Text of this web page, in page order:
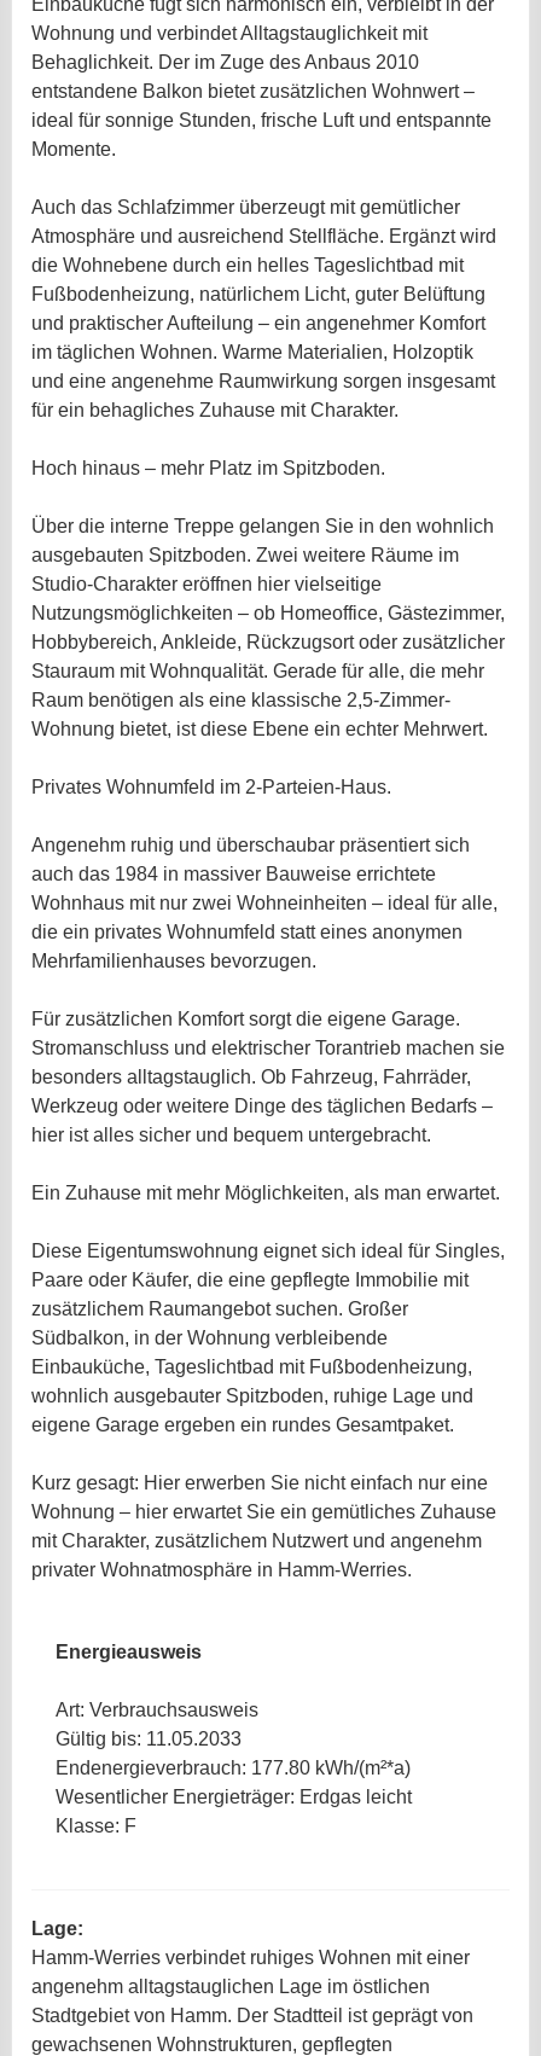
Einbauküche fügt sich harmonisch ein, verbleibt in der
Wohnung und verbindet Alltagstauglichkeit mit
Behaglichkeit. Der im Zuge des Anbaus 2010
entstandene Balkon bietet zusätzlichen Wohnwert –
ideal für sonnige Stunden, frische Luft und entspannte
Momente.
Auch das Schlafzimmer überzeugt mit gemütlicher
Atmosphäre und ausreichend Stellfläche. Ergänzt wird
die Wohnebene durch ein helles Tageslichtbad mit
Fußbodenheizung, natürlichem Licht, guter Belüftung
und praktischer Aufteilung – ein angenehmer Komfort
im täglichen Wohnen. Warme Materialien, Holzoptik
und eine angenehme Raumwirkung sorgen insgesamt
für ein behagliches Zuhause mit Charakter.
Hoch hinaus – mehr Platz im Spitzboden.
Über die interne Treppe gelangen Sie in den wohnlich
ausgebauten Spitzboden. Zwei weitere Räume im
Studio-Charakter eröffnen hier vielseitige
Nutzungsmöglichkeiten – ob Homeoffice, Gästezimmer,
Hobbybereich, Ankleide, Rückzugsort oder zusätzlicher
Stauraum mit Wohnqualität. Gerade für alle, die mehr
Raum benötigen als eine klassische 2,5-Zimmer-
Wohnung bietet, ist diese Ebene ein echter Mehrwert.
Privates Wohnumfeld im 2-Parteien-Haus.
Angenehm ruhig und überschaubar präsentiert sich
auch das 1984 in massiver Bauweise errichtete
Wohnhaus mit nur zwei Wohneinheiten – ideal für alle,
die ein privates Wohnumfeld statt eines anonymen
Mehrfamilienhauses bevorzugen.
Für zusätzlichen Komfort sorgt die eigene Garage.
Stromanschluss und elektrischer Torantrieb machen sie
besonders alltagstauglich. Ob Fahrzeug, Fahrräder,
Werkzeug oder weitere Dinge des täglichen Bedarfs –
hier ist alles sicher und bequem untergebracht.
Ein Zuhause mit mehr Möglichkeiten, als man erwartet.
Diese Eigentumswohnung eignet sich ideal für Singles,
Paare oder Käufer, die eine gepflegte Immobilie mit
zusätzlichem Raumangebot suchen. Großer
Südbalkon, in der Wohnung verbleibende
Einbauküche, Tageslichtbad mit Fußbodenheizung,
wohnlich ausgebauter Spitzboden, ruhige Lage und
eigene Garage ergeben ein rundes Gesamtpaket.
Kurz gesagt: Hier erwerben Sie nicht einfach nur eine
Wohnung – hier erwartet Sie ein gemütliches Zuhause
mit Charakter, zusätzlichem Nutzwert und angenehm
privater Wohnatmosphäre in Hamm-Werries.
Energieausweis
Art: Verbrauchsausweis
Gültig bis: 11.05.2033
Endenergieverbrauch: 177.80 kWh/(m²*a)
Wesentlicher Energieträger: Erdgas leicht
Klasse: F
Lage:
Hamm-Werries verbindet ruhiges Wohnen mit einer
angenehm alltagstauglichen Lage im östlichen
Stadtgebiet von Hamm. Der Stadtteil ist geprägt von
gewachsenen Wohnstrukturen, gepflegten